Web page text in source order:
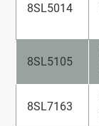
8SL5014
8SL5105
8SL7163